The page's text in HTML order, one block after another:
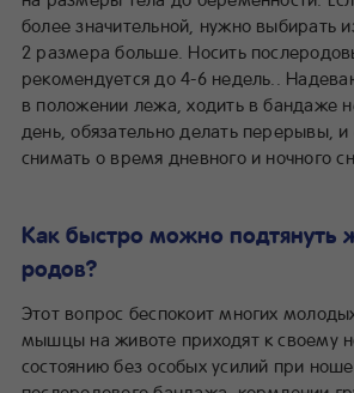
более значительной, нужно выбирать
2 размера больше. Носить
рекомендуется до 4-6 недель..
в положении лежа, ходить в бандаже
день, обязательно делать перерывы,
снимать о время дневного и ночного
Как быстро можно подтянуть
родов?
Этот вопрос беспокоит многих
мышцы на животе приходят к своему
состоянию без особых усилий при